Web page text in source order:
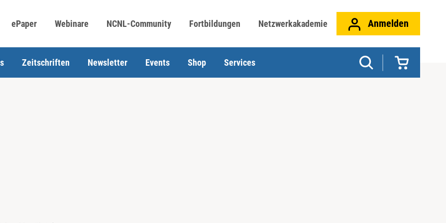
ePaper Webinare NCNL-Community Fortbildungen Netzwerkakademie Anmelden
Zeitschriften Newsletter Events Shop Services